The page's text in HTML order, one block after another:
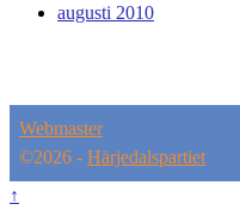
augusti 2010
Webmaster
©2026 - Härjedalspartiet
↑